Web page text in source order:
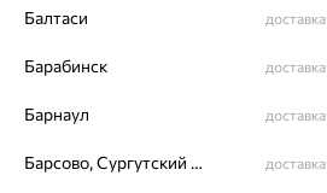
Балтаси доставка
Барабинск доставка
Барнаул доставка
Барсово, Сургутский район доставка